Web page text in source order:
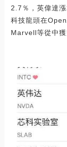
2.7％，英偉達
科技龍頭在
Marvell等從中獲